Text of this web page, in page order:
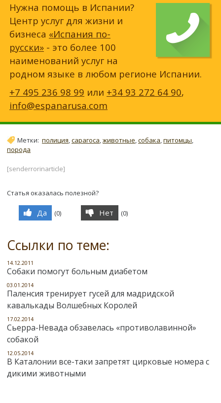
Нужна помощь в Испании?
Центр услуг для жизни и
бизнеса «Испания по-
русски» - это более 100
наименований услуг на
родном языке в любом регионе Испании.
+7 495 236 98 99 или +34 93 272 64 90,
info@espanarusa.com
Метки: полиция сарагоса животные собака питомцы
порода
[senderrorinarticle]
Статья оказалась полезной?
Да (0) Нет (0)
Ссылки по теме:
14.12.2011
Собаки помогут больным диабетом
03.01.2014
Паленсия тренирует гусей для мадридской
кавалькады Волшебных Королей
17.02.2014
Сьерра-Невада обзавелась «противолавинной»
собакой
12.05.2014
В Каталонии все-таки запретят цирковые номера с
дикими животными